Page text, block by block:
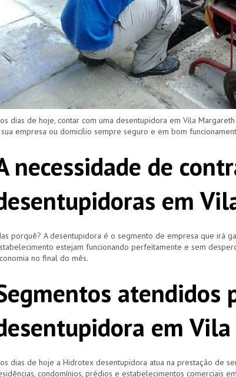
dias de hoje, contar com uma desentupidora em Vila
sua empresa ou domicílio sempre seguro e em bom
necessidade de
em
porquê? A desentupidora é o segmento de empresa que irá
estejam funcionando perfeitamente e sem
no final do mês.
atendidos
em
dias de hoje a Hidrotex desentupidora atua na prestação de
condomínios, prédios e estabelecimentos comerciais